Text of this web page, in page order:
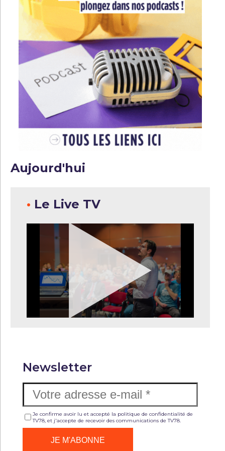
Aujourd'hui
• Le Live TV
Newsletter
Je confirme avoir lu et accepté la politique de confidentialité de
TV78, et j'accepte de recevoir des communications de TV78.